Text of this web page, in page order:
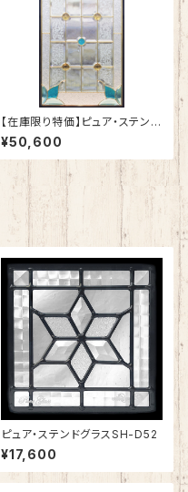
【在庫限り特価】ピュア・ステンド
グラスSH-A05N
¥50,600
ピュア・ステンドグラスSH-D52
¥17,600